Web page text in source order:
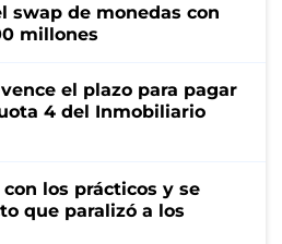
swap de monedas con
millones
el plazo para pagar
4 del Inmobiliario
los prácticos y se
que paralizó a los